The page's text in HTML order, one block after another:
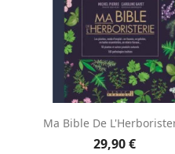
Aperçu rapide
Ma Bible De
29,90 €